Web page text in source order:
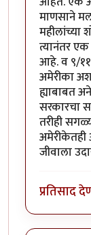
माणसाने
महीलांच्या
त्यानंतर एक
आहे. व ९/
अमेरीका
ह्याबाबत
सरकारचा
तरीही
अमेरीकेतही
जीवाला
प्रतिसाद